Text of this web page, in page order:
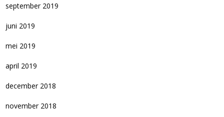
september 2019
juni 2019
mei 2019
april 2019
december 2018
november 2018